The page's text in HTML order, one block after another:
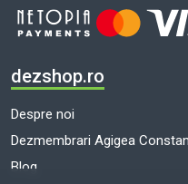
dezshop.ro
Despre noi
Dezmembrari Agigea
Blog